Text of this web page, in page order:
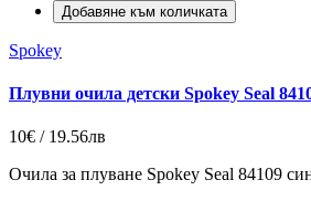
Добавяне към количката
Spokey
Плувни очила детски Spokey Seal
10€ / 19.56лв
Очила за плуване Spokey Seal 84109